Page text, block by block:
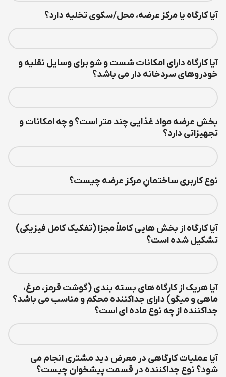
آیا کارگاه یا مرکز عرضه، محل/سکوی تخلیه دارد؟
آیا کارگاه دارای امکانات شست و شو برای وسایل نقلیه و
خودروهای سردخانه دار می باشد؟
بخش عرضه مواد غذایی چند متر است؟ و چه امکانات و
تجهیزاتی دارد؟
نوع کاربری ساختمانِ مرکز عرضه چیست؟
آیا کارگاه از بخش هایی کاملاً مجزا (تفکیک کامل فیزیکی)
تشکیل شده است؟
آیا هریک از کارگاه های بسته بندی (گوشت قرمز، مرغ،
ماهی و میگو) دارای جداکننده محکم و مناسب می باشد؟
جداکننده از چه نوع ماده ای است؟
آیا عملیات کارگاهی در معرض دید مشتری انجام می
شود؟ نوع جداکننده در قسمت پیشخوان چیست؟